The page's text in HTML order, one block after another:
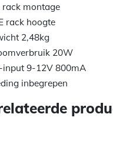
rack montage
rack hoogte
2,48kg
20W
input 9-12V 800mA
inbegrepen